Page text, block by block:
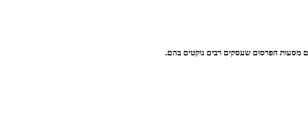
מסעות הפרסום שעסקים רבים נוקטים בהם.